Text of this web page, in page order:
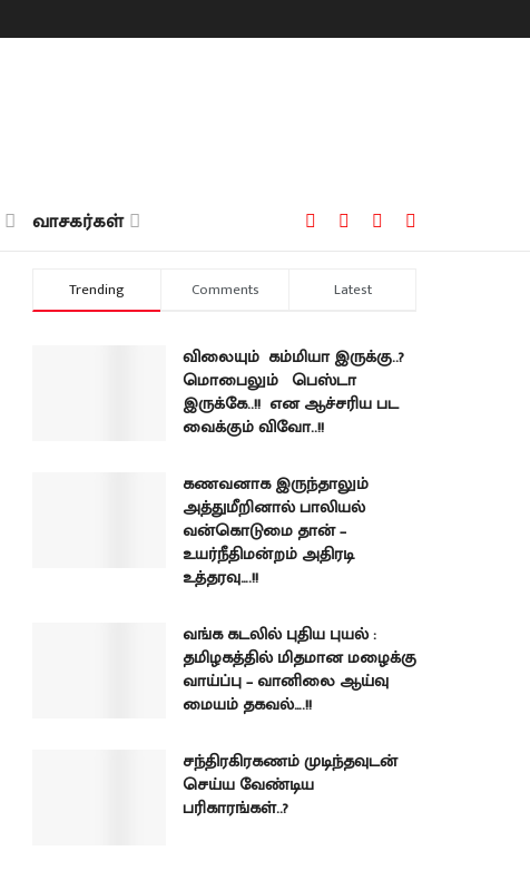
வாசகர்கள்
Trending Comments Latest
விலையும் கம்மியா இருக்கு..?
மொபைலும் பெஸ்டா
இருக்கே..!! என ஆச்சரிய பட
வைக்கும் விவோ..!!
கணவனாக இருந்தாலும்
அத்துமீறினால் பாலியல்
வன்கொடுமை தான் –
உயர்நீதிமன்றம் அதிரடி
உத்தரவு….!!
வங்க கடலில் புதிய புயல் :
தமிழகத்தில் மிதமான மழைக்கு
வாய்ப்பு – வானிலை ஆய்வு
மையம் தகவல்….!!
சந்திரகிரகணம் முடிந்தவுடன்
செய்ய வேண்டிய
பரிகாரங்கள்..?